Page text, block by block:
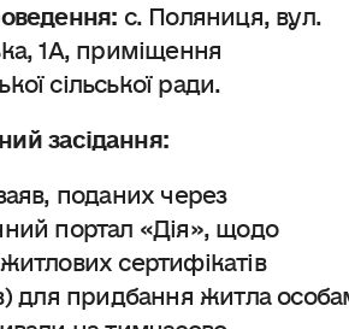
с. Поляниця, вул.
1А, приміщення
сільської ради.
засідання:
поданих через
портал «Дія», щодо
сертифікатів
для придбання житла